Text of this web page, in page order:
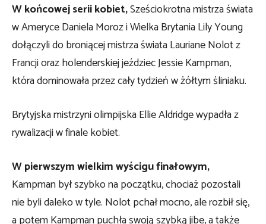
W końcowej serii kobiet,Sześciokrotna mistrza świata
w Ameryce Daniela Moroz i Wielka Brytania Lily Young
dołączyli do broniącej mistrza świata Lauriane Nolot z
Francji oraz holenderskiej jeździec Jessie Kampman,
która dominowała przez cały tydzień w żółtym śliniaku.
Brytyjska mistrzyni olimpijska Ellie Aldridge wypadła z
rywalizacji w finale kobiet.
W pierwszym wielkim wyścigu finałowym,
Kampman był szybko na początku, chociaż pozostali
nie byli daleko w tyle. Nolot pchał mocno, ale rozbił się,